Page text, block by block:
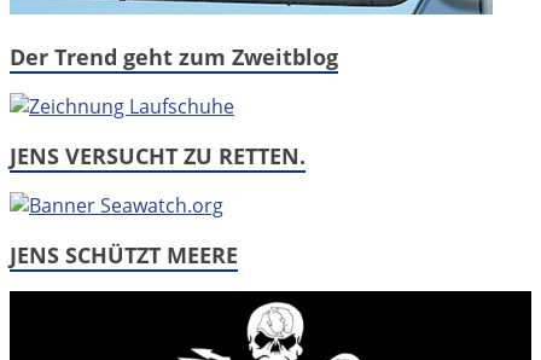
Der Trend geht zum Zweitblog
JENS VERSUCHT ZU RETTEN.
JENS SCHÜTZT MEERE